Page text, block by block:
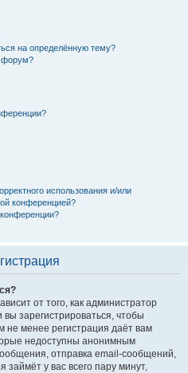
на определённую тему?
форум?
использования и/или
конференцией?
от того, как администратор
зарегистрироваться, чтобы
не менее регистрация даёт вам
недоступны анонимным
отправка email-сообщений,
займёт у вас всего пару минут,